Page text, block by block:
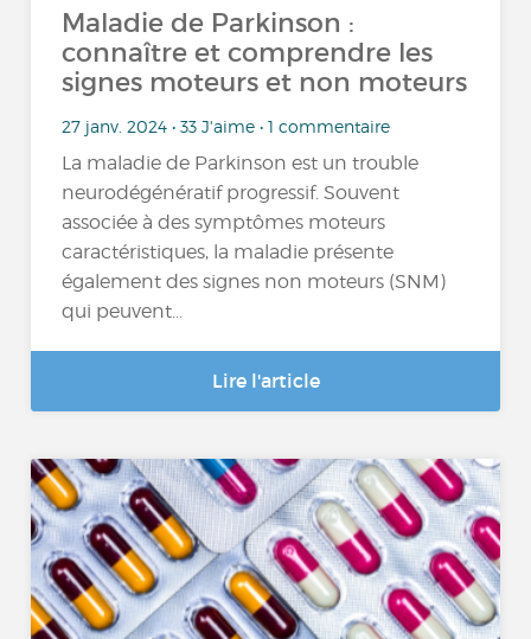
Maladie de Parkinson :
connaître et comprendre les
signes moteurs et non moteurs
27 janv. 2024 • 33 J'aime • 1 commentaire
La maladie de Parkinson est un trouble
neurodégénératif progressif. Souvent
associée à des symptômes moteurs
caractéristiques, la maladie présente
également des signes non moteurs (SNM)
qui peuvent...
Lire l'article